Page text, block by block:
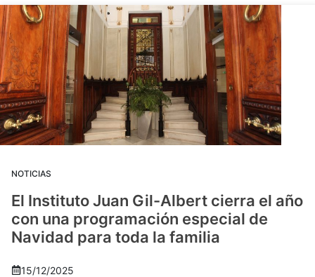
NOTICIAS
El Instituto Juan Gil-Albert cierra el año
con una programación especial de
Navidad para toda la familia
15/12/2025